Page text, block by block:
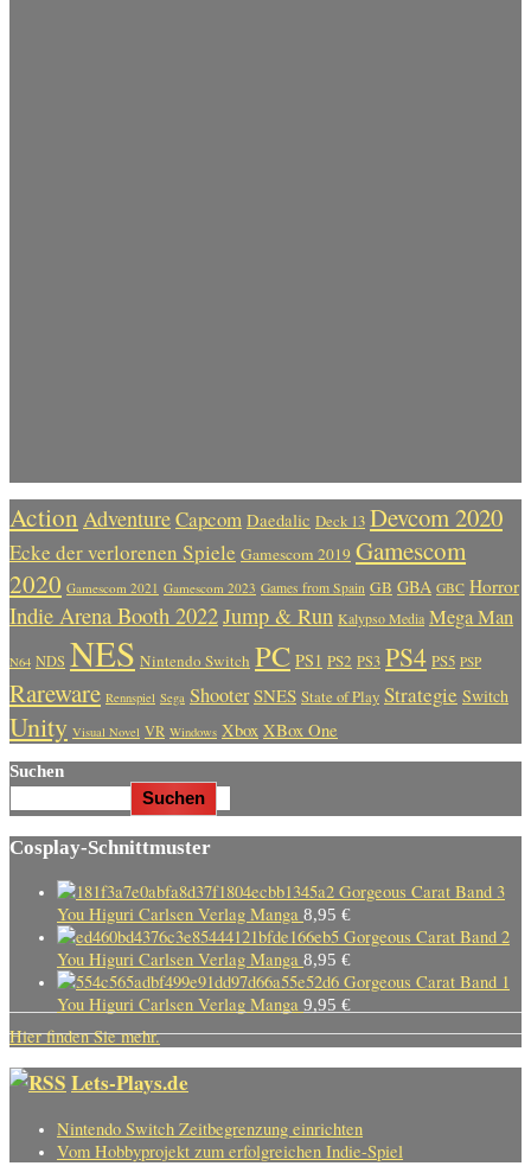
Action AdventureCapcom Daedalic Deck 13 Devcom 2020
Ecke der verlorenen Spiele Gamescom 2019 Gamescom
2020 Gamescom 2021 Gamescom 2023 Games from Spain GB GBA GBC Horror
Indie Arena Booth 2022Jump & Run Kalypso Media Mega Man
N64 NDS NES Nintendo Switch PC PS1 PS2 PS3 PS4 PS5 PSP
Rareware Rennspiel Sega Shooter SNES State of Play Strategie Switch
Unity Visual Novel VR Windows Xbox XBox One
Suchen
Suchen
Cosplay-Schnittmuster
Gorgeous Carat Band 3
You Higuri Carlsen Verlag Manga 8,95 €
Gorgeous Carat Band 2
You Higuri Carlsen Verlag Manga 8,95 €
Gorgeous Carat Band 1
You Higuri Carlsen Verlag Manga 9,95 €
Hier finden Sie mehr.
Lets-Plays.de
Nintendo Switch Zeitbegrenzung einrichten
Vom Hobbyprojekt zum erfolgreichen Indie-Spiel